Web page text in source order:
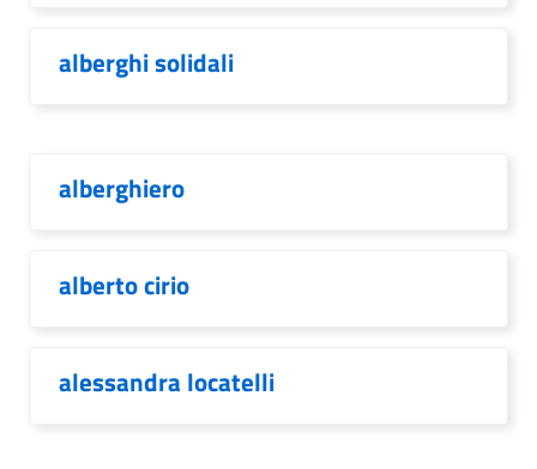
alberghi solidali
alberghiero
alberto cirio
alessandra locatelli